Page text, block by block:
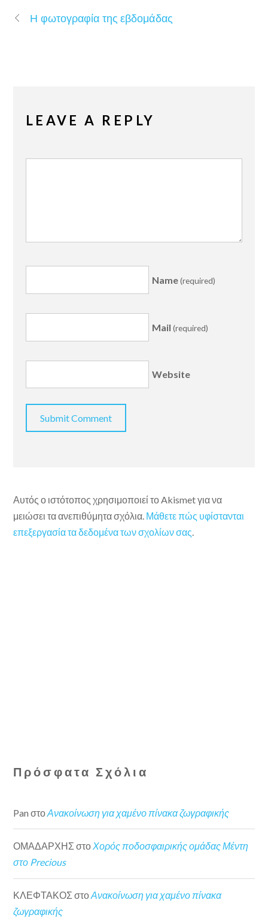
Η φωτογραφία της εβδομάδας
LEAVE A REPLY
Name(required)
Mail (required)
Website
Αυτός ο ιστότοπος χρησιμοποιεί το Akismet για να
μειώσει τα ανεπιθύμητα σχόλια. Μάθετε πώς υφίστανται
επεξεργασία τα δεδομένα των σχολίων σας.
Πρόσφατα Σχόλια
Pan στοΑνακοίνωση για χαμένο πίνακα ζωγραφικής
ΟΜΑΔΑΡΧΗΣ στοΧορός ποδοσφαιρικής ομάδας Μέντη
στο Precious
ΚΛΕΦΤΑΚΟΣ στοΑνακοίνωση για χαμένο πίνακα
ζωγραφικής